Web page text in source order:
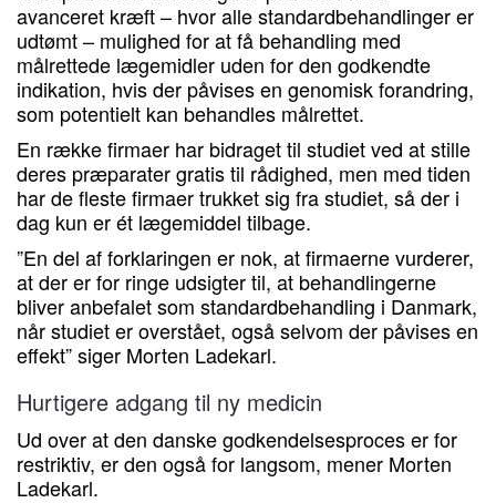
avanceret kræft – hvor alle standardbehandlinger er
udtømt – mulighed for at få behandling med
målrettede lægemidler uden for den godkendte
indikation, hvis der påvises en genomisk forandring,
som potentielt kan behandles målrettet.
En række firmaer har bidraget til studiet ved at stille
deres præparater gratis til rådighed, men med tiden
har de fleste firmaer trukket sig fra studiet, så der i
dag kun er ét lægemiddel tilbage.
”En del af forklaringen er nok, at firmaerne vurderer,
at der er for ringe udsigter til, at behandlingerne
bliver anbefalet som standardbehandling i Danmark,
når studiet er overstået, også selvom der påvises en
effekt” siger Morten Ladekarl.
Hurtigere adgang til ny medicin
Ud over at den danske godkendelsesproces er for
restriktiv, er den også for langsom, mener Morten
Ladekarl.